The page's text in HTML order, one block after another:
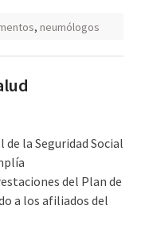
, neumólogos
la Seguridad Social
del Plan de
a los afiliados del